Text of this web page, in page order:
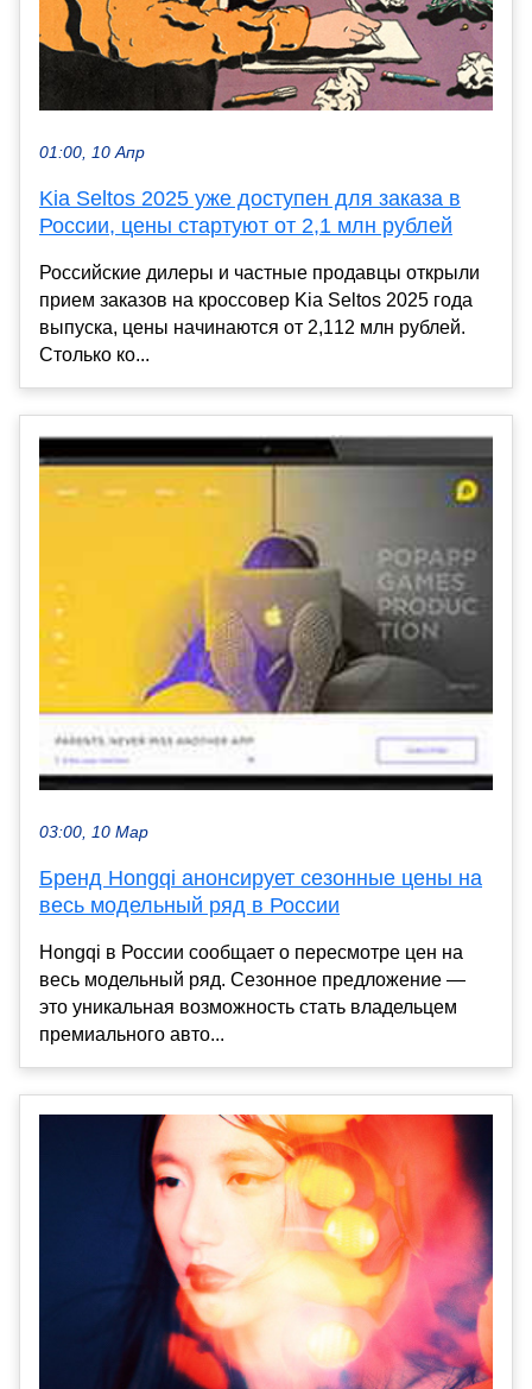
01:00, 10 Апр
Kia Seltos 2025 уже доступен для заказа в
России, цены стартуют от 2,1 млн рублей
Российские дилеры и частные продавцы открыли
прием заказов на кроссовер Kia Seltos 2025 года
выпуска, цены начинаются от 2,112 млн рублей.
Столько ко...
03:00, 10 Мар
Бренд Hongqi анонсирует сезонные цены на
весь модельный ряд в России
Hongqi в России сообщает о пересмотре цен на
весь модельный ряд. Сезонное предложение —
это уникальная возможность стать владельцем
премиального авто...